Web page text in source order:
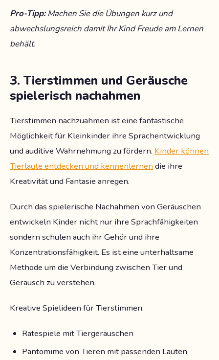
Pro-Tipp: Machen Sie die Übungen kurz und
abwechslungsreich damit Ihr Kind Freude am Lernen
behält.
3. Tierstimmen und Geräusche
spielerisch nachahmen
Tierstimmen nachzuahmen ist eine fantastische
Möglichkeit für Kleinkinder ihre Sprachentwicklung
und auditive Wahrnehmung zu fördern. Kinder können
Tierlaute entdecken und kennenlernen die ihre
Kreativität und Fantasie anregen.
Durch das spielerische Nachahmen von Geräuschen
entwickeln Kinder nicht nur ihre Sprachfähigkeiten
sondern schulen auch ihr Gehör und ihre
Konzentrationsfähigkeit. Es ist eine unterhaltsame
Methode um die Verbindung zwischen Tier und
Geräusch zu verstehen.
Kreative Spielideen für Tierstimmen:
Ratespiele mit Tiergeräuschen
Pantomime von Tieren mit passenden Lauten